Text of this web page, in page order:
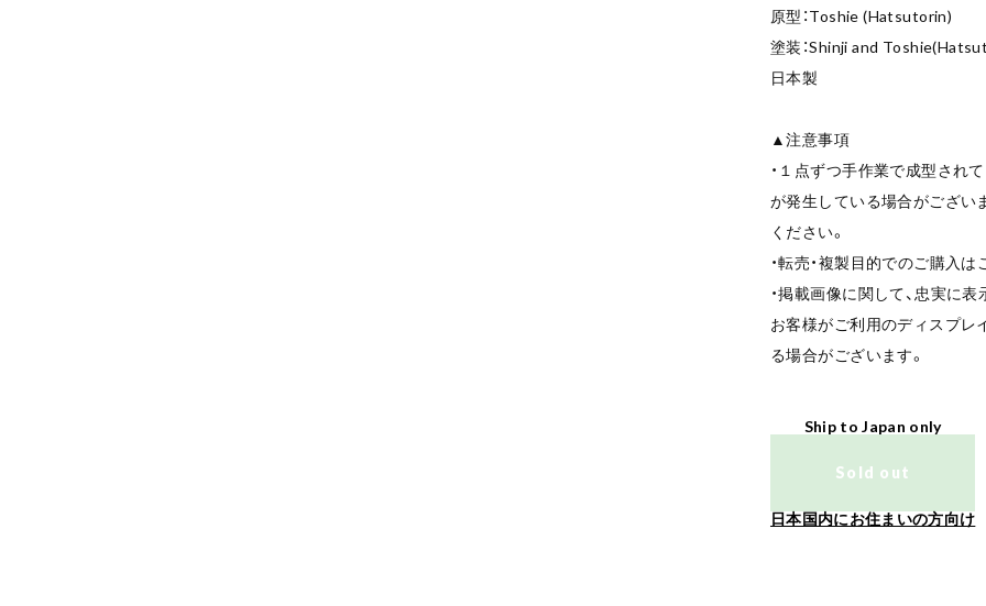
原型：Toshie (Hatsutorin)
塗装：Shinji and
日本製
▲注意事項
・１点ずつ手作業で成型され
が発生している場合がござい
ください。
・転売・複製目的でのご購入
・掲載画像に関して、忠実に
お客様がご利用のディスプレ
る場合がございます。
Ship to Japan only
Sold out
日本国内にお住まいの方向け